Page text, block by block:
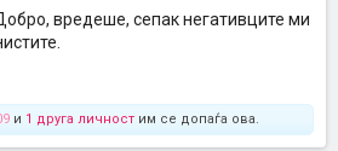
вредеше, сепак негативците ми
и 1 друга личност им се допаѓа ова.